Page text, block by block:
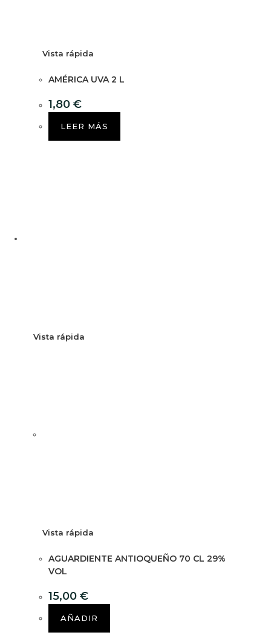
Vista rápida
AMÉRICA UVA 2 L
1,80 €
LEER MÁS
Vista rápida
Vista rápida
AGUARDIENTE ANTIOQUEÑO 70 CL 29%
VOL
15,00 €
AÑADIR